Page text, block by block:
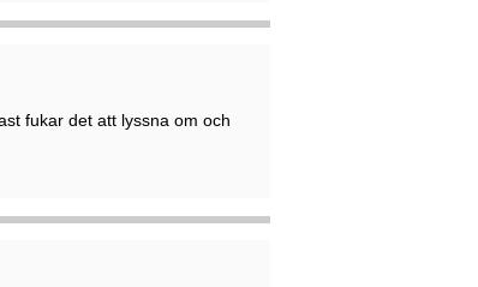
fukar det att lyssna om och